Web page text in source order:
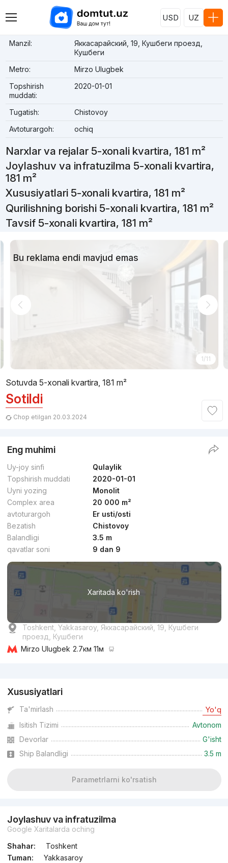
USD UZ
Manzil:
Яккасарайский, 19, Кушбеги проезд,
Кушбеги
Metro:
Mirzo Ulugbek
Topshirish
muddati:
2020-01-01
Tugatish:
Chistovoy
Avtoturargoh:
ochiq
Narxlar va rejalar 5-xonali kvartira, 181 m²
Joylashuv va infratuzilma 5-xonali kvartira,
181 m²
Xususiyatlari 5-xonali kvartira, 181 m²
Qurilishning borishi 5-xonali kvartira, 181 m²
Tavsif 5-xonali kvartira, 181 m²
Bu reklama endi mavjud emas
1/11
Sotuvda 5-xonali kvartira, 181 m²
Sotildi
Chop etilgan 20.03.2024
Eng muhimi
Uy-joy sinfi
Qulaylik
Topshirish muddati
2020-01-01
Uyni yozing
Monolit
Complex area
20 000 m²
avtoturargoh
Er usti/osti
Bezatish
Chistovoy
Balandligi
3.5 m
qavatlar soni
9 dan 9
Xaritada ko'rish
Toshkent, Yakkasaroy, Яккасарайский, 19, Кушбеги
проезд, Кушбеги
Mirzo Ulugbek 2.7км 11м
Xususiyatlari
Ta'mirlash Yo'q
Isitish Tizimi
Avtonom
Devorlar
G'isht
Ship Balandligi
3.5 m
Parametrlarni ko'rsatish
Joylashuv va infratuzilma
Google Xaritalarda oching
Shahar:
Toshkent
Tuman:
Yakkasaroy